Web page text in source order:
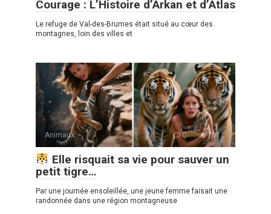
Courage : L’Histoire d’Arkan et d’Atlas
Le refuge de Val-des-Brumes était situé au cœur des
montagnes, loin des villes et
Animaux 0 701
Elle risquait sa vie pour sauver un
petit tigre…
Par une journée ensoleillée, une jeune femme faisait une
randonnée dans une région montagneuse